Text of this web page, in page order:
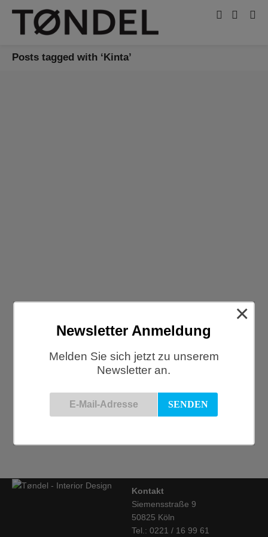
Posts tagged with ‘Kinta’
Im August gibts bei uns einen Local Summer Sale mit 20%
Rabatt auf alle vorrätigen Accessoires, Leuchten, Textilien,
Kontakt
Siemensstraße 9
50825 Köln
Tel.: 0221 / 16 99 61
Newsletter Anmeldung
Melden Sie sich jetzt zu unserem
Newsletter an.
×